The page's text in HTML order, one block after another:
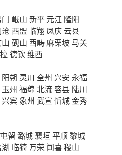
峨山 新平 元江 隆阳
西盟 临翔 凤庆 云县
砚山 西畴麻栗坡 马关
德钦维西
阳朔 灵川 全州 兴安 永福
玉州 福绵 北流 容县 陆川
兴宾 象州 武宣 忻城金秀
屯留 潞城襄垣平顺黎城
临猗 万荣 闻喜稷山